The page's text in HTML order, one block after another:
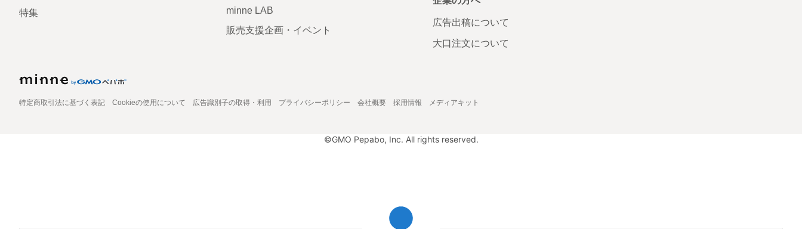
特集
minne LAB
販売支援企画・イベント
広告出稿について
大口注文について
特定商取引法に基づく表記 Cookieの使用について 広告識別子の取得・利用 プライバシーポリシー 会社概要 採用情報 メディアキット
©GMO Pepabo, Inc. All rights reserved.